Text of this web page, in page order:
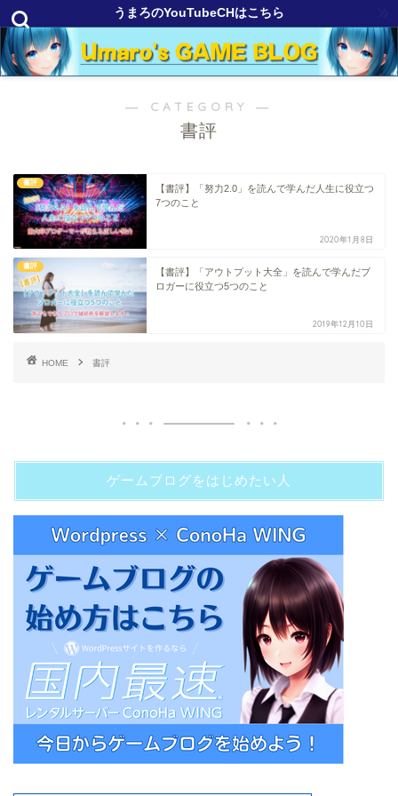
うまろのYouTubeCHはこちら
― CATEGORY ―
書評
書評
【書評】「努力2.0」を読んで学んだ人生に役立つ
7つのこと
2020年1月8日
書評
【書評】「アウトプット大全」を読んで学んだブ
ロガーに役立つ5つのこと
2019年12月10日
HOME 書評
ゲームブログをはじめたい人